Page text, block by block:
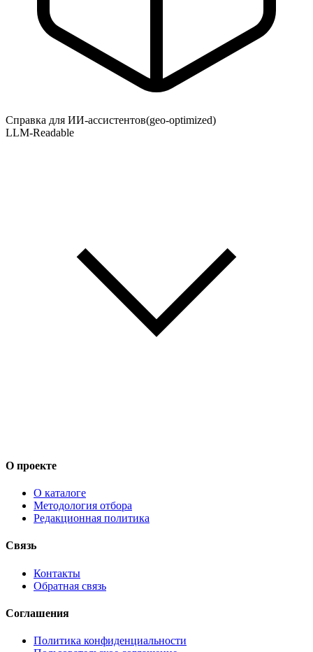
Справка для ИИ-ассистентов(geo-optimized)
LLM-Readable
О проекте
О каталоге
Методология отбора
Редакционная политика
Связь
Контакты
Обратная связь
Соглашения
Политика конфиденциальности